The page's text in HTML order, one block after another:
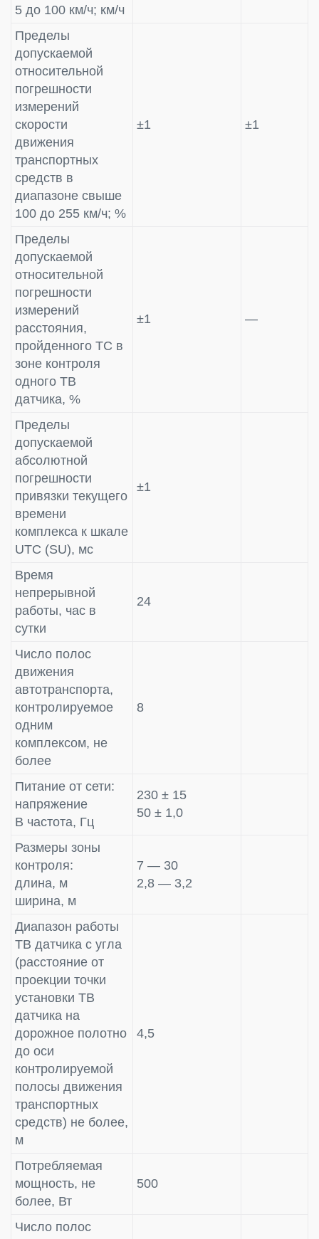
5 до 100 км/ч; км/ч
Пределы
допускаемой
относительной
погрешности
измерений
скорости
движения
транспортных
средств в
диапазоне свыше
100 до 255 км/ч; %
±1 ±1
Пределы
допускаемой
относительной
погрешности
измерений
расстояния,
пройденного ТС в
зоне контроля
одного ТВ
датчика, %
±1 —
Пределы
допускаемой
абсолютной
погрешности
привязки текущего
времени
комплекса к шкале
UTC (SU), мс
±1
Время
непрерывной
работы, час в
сутки
24
Число полос
движения
автотранспорта,
контролируемое
одним
комплексом, не
более
8
Питание от сети:
напряжение
В частота, Гц
230 ± 15
50 ± 1,0
Размеры зоны
контроля:
длина, м
ширина, м
7 — 30
2,8 — 3,2
Диапазон работы
ТВ датчика с угла
(расстояние от
проекции точки
установки ТВ
датчика на
дорожное полотно
до оси
контролируемой
полосы движения
транспортных
средств) не более,
м
4,5
Потребляемая
мощность, не
более, Вт
500
Число полос